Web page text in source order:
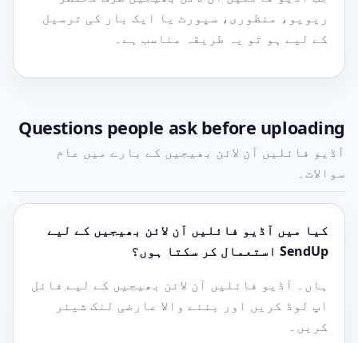
ریویو، منظوری، سپورٹ یا ایک بار کی ترسیل
کے لیے ہو تو یہ طریقہ مناسب ہے۔
Questions people ask before uploading
آڈیو فائلیں آن لائن بھیجیں کے بارے میں عام
سوالات۔
کیا میں آڈیو فائلیں آن لائن بھیجیں کے لیے
SendUp استعمال کر سکتا ہوں؟
ہاں۔ آڈیو فائلیں آن لائن بھیجیں کے لیے فائل
اپ لوڈ کریں اور بننے والا عارضی لنک شیئر
کریں۔